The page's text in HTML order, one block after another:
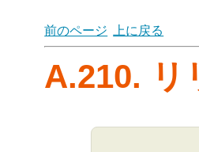
前のページ
上に戻る
A.210. リ